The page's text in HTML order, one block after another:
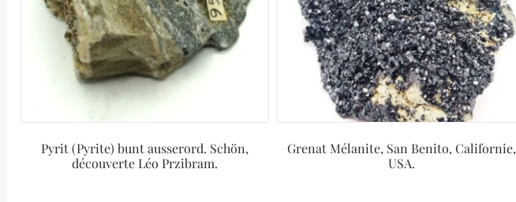
Pyrit (Pyrite) bunt ausserord. Schön,
découverte Léo Przibram.
Grenat Mélanite, San Benito, Californie,
USA.